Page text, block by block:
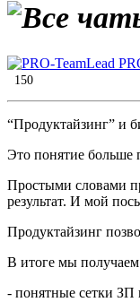
150
“Продуктайзинг” и
Это понятие больше
Простыми словами
результат. И мой
Продуктайзинг
В итоге мы
- понятные сетки